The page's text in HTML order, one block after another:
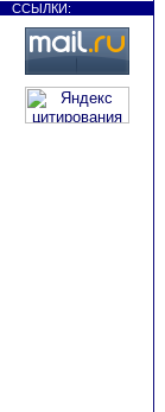
ССЫЛКИ: